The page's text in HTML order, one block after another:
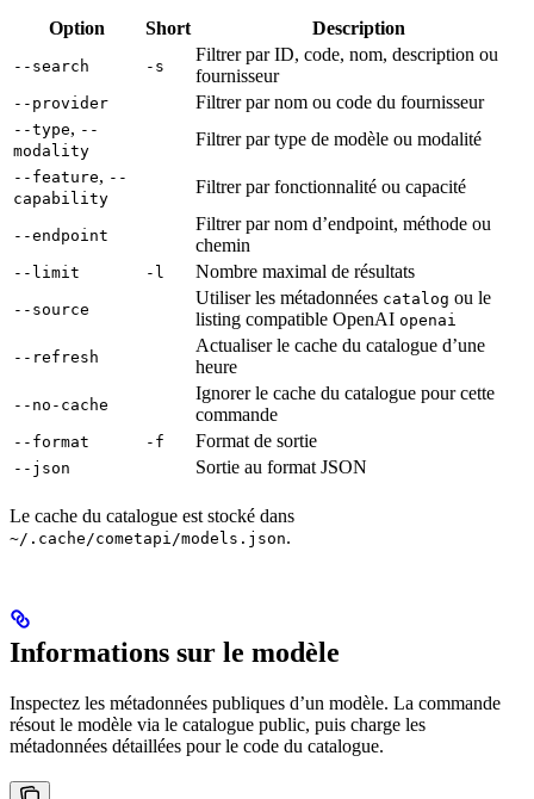
Option Short Description
--search -s
Filtrer par ID, code, nom, description ou
fournisseur
--provider Filtrer par nom ou code du fournisseur
--type, --
modality
Filtrer par type de modèle ou modalité
--feature, --
capability
Filtrer par fonctionnalité ou capacité
--endpoint
Filtrer par nom d’endpoint, méthode ou
chemin
--limit -l Nombre maximal de résultats
--source
Utiliser les métadonnées catalog ou le
listing compatible OpenAI openai
--refresh
Actualiser le cache du catalogue d’une
heure
--no-cache
Ignorer le cache du catalogue pour cette
commande
--format -f Format de sortie
--json Sortie au format JSON
Le cache du catalogue est stocké dans
~/.cache/cometapi/models.json.
Informations sur le modèle
Inspectez les métadonnées publiques d’un modèle. La commande
résout le modèle via le catalogue public, puis charge les
métadonnées détaillées pour le code du catalogue.